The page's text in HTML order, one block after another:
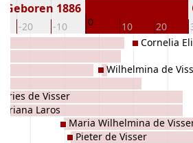
-20 -10 0 10 20
Geboren 1886
de Visser
Laros
Maria Wilhelmina de
Pieter de Visser
Wilhelmina de
Cornelia